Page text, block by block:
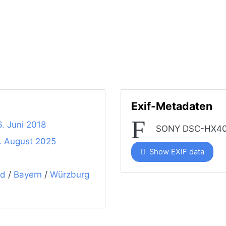
Juni 2018
August 2025
/ Bayern / Würzburg
Exif-Metadaten
SONY DSC-
Show EXIF data